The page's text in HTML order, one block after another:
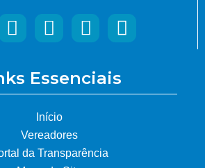
Essenciais
Início
Vereadores
da Transparência